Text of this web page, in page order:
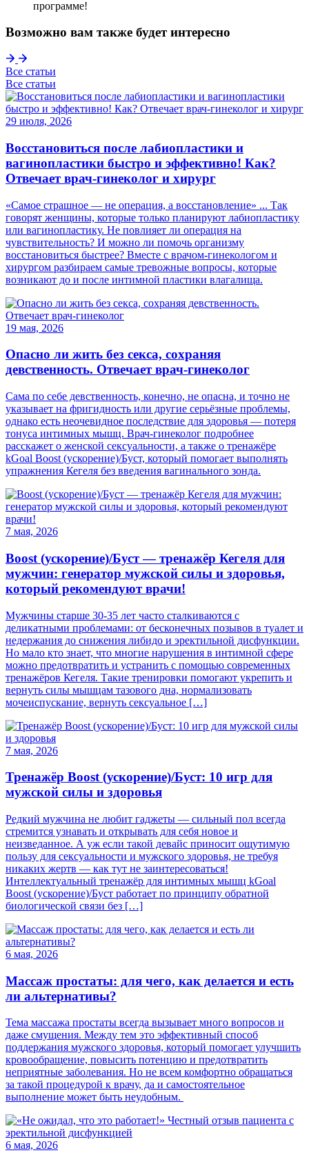
программе!
Возможно вам также будет интересно
Все статьи
Все статьи
29 июля, 2026
Восстановиться после лабиопластики и
вагинопластики быстро и эффективно! Как?
Отвечает врач-гинеколог и хирург
«Самое страшное — не операция, а восстановление» ... Так
говорят женщины, которые только планируют лабиопластику
или вагинопластику. Не повлияет ли операция на
чувствительность? И можно ли помочь организму
восстановиться быстрее? Вместе с врачом-гинекологом и
хирургом разбираем самые тревожные вопросы, которые
возникают до и после интимной пластики влагалища.
19 мая, 2026
Опасно ли жить без секса, сохраняя
девственность. Отвечает врач-гинеколог
Сама по себе девственность, конечно, не опасна, и точно не
указывает на фригидность или другие серьёзные проблемы,
однако есть неочевидное последствие для здоровья — потеря
тонуса интимных мышц. Врач-гинеколог подробнее
расскажет о женской сексуальности, а также о тренажёре
kGoal Boost (ускорение)/Буст, который помогает выполнять
упражнения Кегеля без введения вагинального зонда.
7 мая, 2026
Boost (ускорение)/Буст — тренажёр Кегеля для
мужчин: генератор мужской силы и здоровья,
который рекомендуют врачи!
Мужчины старше 30-35 лет часто сталкиваются с
деликатными проблемами: от бесконечных позывов в туалет и
недержания до снижения либидо и эректильной дисфункции.
Но мало кто знает, что многие нарушения в интимной сфере
можно предотвратить и устранить с помощью современных
тренажёров Кегеля. Такие тренировки помогают укрепить и
вернуть силы мышцам тазового дна, нормализовать
мочеиспускание, вернуть сексуальное […]
7 мая, 2026
Тренажёр Boost (ускорение)/Буст: 10 игр для
мужской силы и здоровья
Редкий мужчина не любит гаджеты — сильный пол всегда
стремится узнавать и открывать для себя новое и
неизведанное. А уж если такой девайс приносит ощутимую
пользу для сексуальности и мужского здоровья, не требуя
никаких жертв — как тут не заинтересоваться!
Интеллектуальный тренажёр для интимных мышц kGoal
Boost (ускорение)/Буст работает по принципу обратной
биологической связи без […]
6 мая, 2026
Массаж простаты: для чего, как делается и есть
ли альтернативы?
Тема массажа простаты всегда вызывает много вопросов и
даже смущения. Между тем это эффективный способ
поддержания мужского здоровья, который помогает улучшить
кровообращение, повысить потенцию и предотвратить
неприятные заболевания. Но не всем комфортно обращаться
за такой процедурой к врачу, да и самостоятельное
выполнение может быть неудобным.
6 мая, 2026